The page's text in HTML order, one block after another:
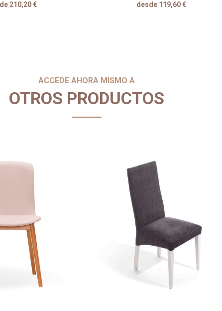
210,20 €
desde 119,60 €
ACCEDE AHORA MISMO A
OTROS PRODUCTOS